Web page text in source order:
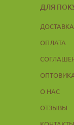
ДЛЯ
ДОСТАВКА
ОПЛАТА
О НАС
ОТЗЫВЫ